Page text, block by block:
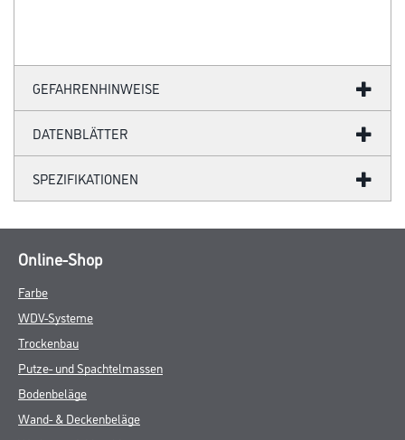
GEFAHRENHINWEISE
DATENBLÄTTER
SPEZIFIKATIONEN
Online-Shop
Farbe
WDV-Systeme
Trockenbau
Putze- und Spachtelmassen
Bodenbeläge
Wand- & Deckenbeläge